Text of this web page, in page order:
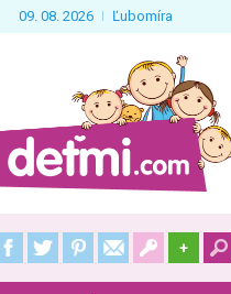
09. 08. 2026 Ľubomíra
+